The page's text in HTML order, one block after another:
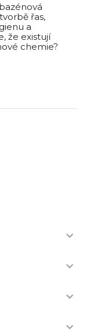
řas,
a
že existují
chemie?



